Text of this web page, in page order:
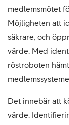
medlemsmötet
Möjligheten att
säkrare, och
värde. Med
röstroboten
Det innebär att
värde.